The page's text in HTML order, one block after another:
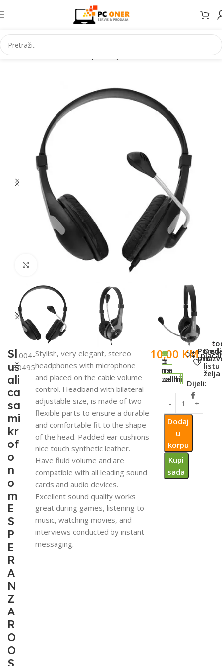
Početna Informatika PC periferija Slušalice
Sl
uš
ali
ca
sa
mi
kr
of
o
n
o
m
E
S
P
E
R
A
N
Z
A
R
O
O
S
SKU:
004-
30495
Stylish, very elegant, stereo
headphones with microphone
and placed on the cable volume
control. Headband with bilateral
adjustable size, is made of two
flexible parts to ensure a durable
and comfortable fit to the shape
of the head. Padded ear cushions
nice touch synthetic leather.
Have fluid volume and are
compatible with all leading sound
cards and audio devices.
Excellent sound quality works
great during games, listening to
music, watching movies, and
interviews conducted by instant
messaging.
10,00 KM
5
na
zalihi
5
na
zalihi
Dodaj
u
korpu
Kupi
sada
Poredi
na
listu
želja
Dijeli: